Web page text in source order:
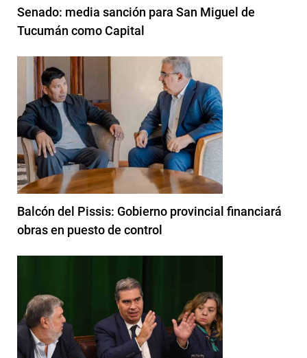
Senado: media sanción para San Miguel de
Tucumán como Capital
Balcón del Pissis: Gobierno provincial financiará
obras en puesto de control